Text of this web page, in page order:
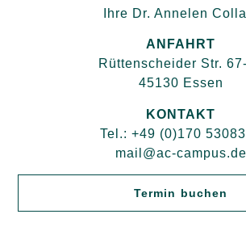
Ihre Dr. Annelen
ANFAHRT
Rüttenscheider Str.
45130 Essen
KONTAKT
Tel.: +49 (0)170
mail@ac-campus.de
Termin buchen